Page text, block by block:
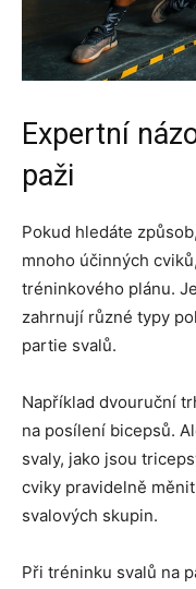
Expertní
paži
Pokud hledáte
mnoho účinných
tréninkového plánu.
zahrnují různé typy
partie svalů.
Například dvouruční
na posílení bicepsů.
svaly, jako jsou
cviky pravidelně
svalových skupin.
Při tréninku svalů na